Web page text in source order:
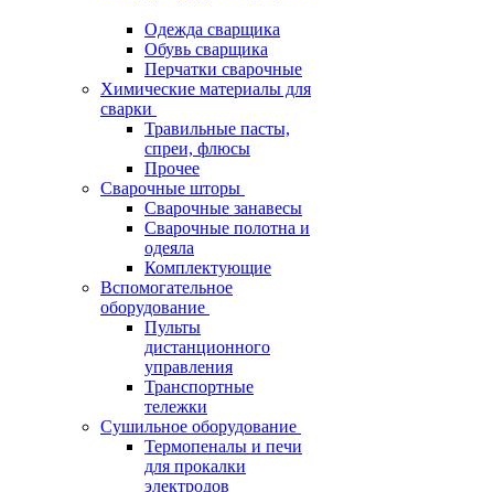
Одежда сварщика
Обувь сварщика
Перчатки сварочные
Химические материалы для
сварки
Травильные пасты,
спреи, флюсы
Прочее
Сварочные шторы
Сварочные занавесы
Сварочные полотна и
одеяла
Комплектующие
Вспомогательное
оборудование
Пульты
дистанционного
управления
Транспортные
тележки
Сушильное оборудование
Термопеналы и печи
для прокалки
электродов